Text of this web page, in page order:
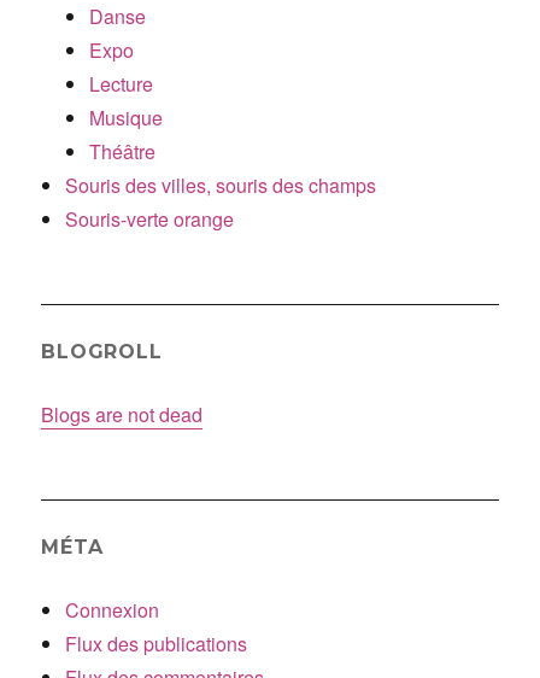
Danse
Expo
Lecture
Musique
Théâtre
Souris des villes, souris des champs
Souris-verte orange
BLOGROLL
Blogs are not dead
MÉTA
Connexion
Flux des publications